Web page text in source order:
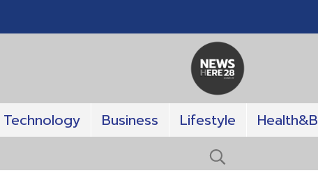
Technology Business Lifestyle